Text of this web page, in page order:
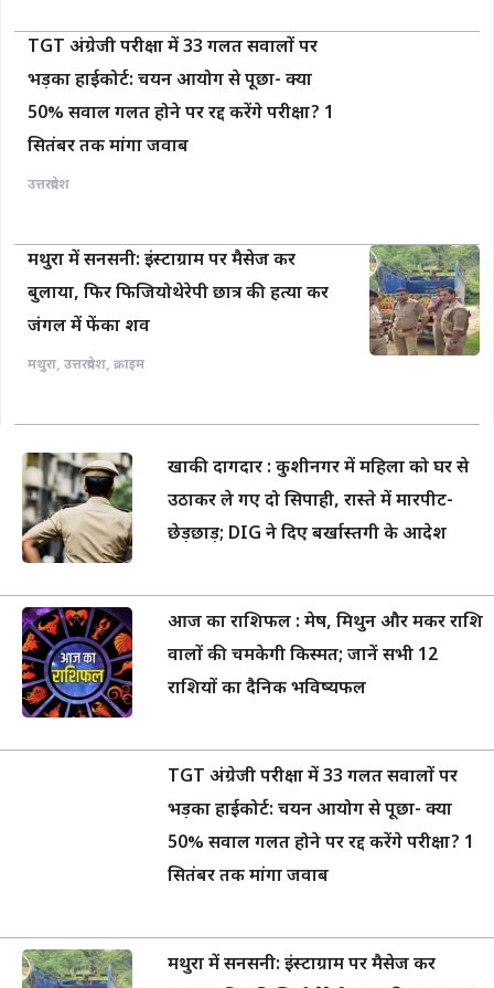
TGT अंग्रेजी परीक्षा में 33 गलत सवालों पर
भड़का हाईकोर्ट: चयन आयोग से पूछा- क्या
50% सवाल गलत होने पर रद्द करेंगे परीक्षा? 1
सितंबर तक मांगा जवाब
उत्तरप्रदेश
मथुरा में सनसनी: इंस्टाग्राम पर मैसेज कर
बुलाया, फिर फिजियोथेरेपी छात्र की हत्या कर
जंगल में फेंका शव
मथुरा, उत्तरप्रदेश, क्राइम
खाकी दागदार : कुशीनगर में महिला को घर से
उठाकर ले गए दो सिपाही, रास्ते में मारपीट-
छेड़छाड़; DIG ने दिए बर्खास्तगी के आदेश
आज का राशिफल : मेष, मिथुन और मकर राशि
वालों की चमकेगी किस्मत; जानें सभी 12
राशियों का दैनिक भविष्यफल
TGT अंग्रेजी परीक्षा में 33 गलत सवालों पर
भड़का हाईकोर्ट: चयन आयोग से पूछा- क्या
50% सवाल गलत होने पर रद्द करेंगे परीक्षा? 1
सितंबर तक मांगा जवाब
मथुरा में सनसनी: इंस्टाग्राम पर मैसेज कर